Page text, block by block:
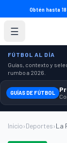
Obtén hasta
☰
FÚTBOL AL DÍA
Guías, contexto y
rumbo a 2026.
GUÍAS DE FÚTBOL
Inicio›Deportes›